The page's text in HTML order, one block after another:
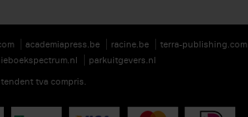
academiapress.be racine.be
terra-publishing.com
parkuitgevers.nl
tva compris.